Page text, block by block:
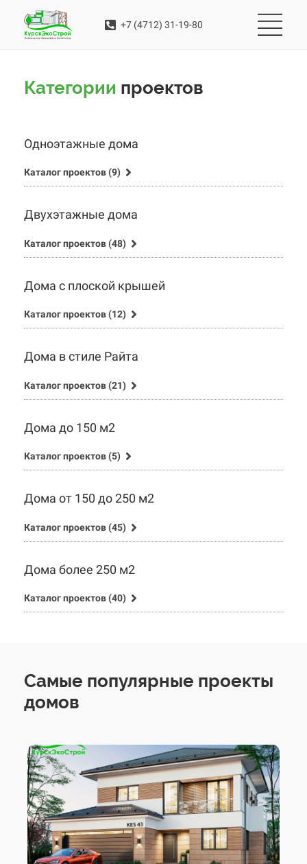
+7 (4712) 31-19-80
Категории проектов
Одноэтажные дома
Каталог проектов (9)
Двухэтажные дома
Каталог проектов (48)
Дома с плоской крышей
Каталог проектов (12)
Дома в стиле Райта
Каталог проектов (21)
Дома до 150 м2
Каталог проектов (5)
Дома от 150 до 250 м2
Каталог проектов (45)
Дома более 250 м2
Каталог проектов (40)
Самые популярные проекты
домов